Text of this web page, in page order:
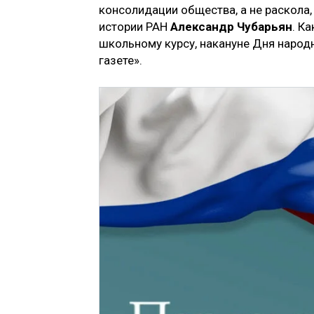
консолидации общества, а не
истории РАН Александр Чубарьян.
школьному курсу, накануне Дня
газете».